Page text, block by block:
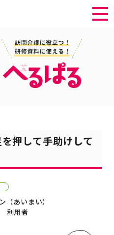
押して手助けして
（あいまい）
利用者